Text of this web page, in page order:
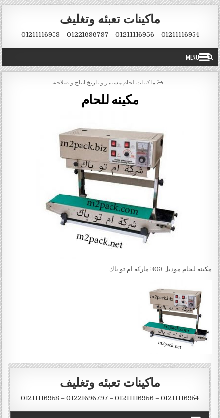
Skip to content
ماكينات تعبئه وتغليف
01211116954 – 01211116956 – 01221696797 – 01211116958
MENU
POSTED IN
ماكينات لحام مستمر و تاريخ انتاج و صلاحيه
مكينه للحام
مكينه للحام موديل 303 ماركة ام تو باك